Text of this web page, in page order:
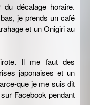
décalage horaire.
je prends un café
et un Onigiri au
Il me faut des
japonaises et un
que je me suis dit
Facebook pendant